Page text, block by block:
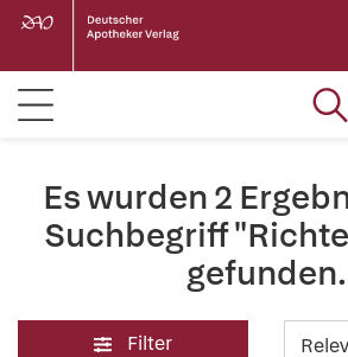
Es wurden 2
Suchbegriff
gefunden.
Filter